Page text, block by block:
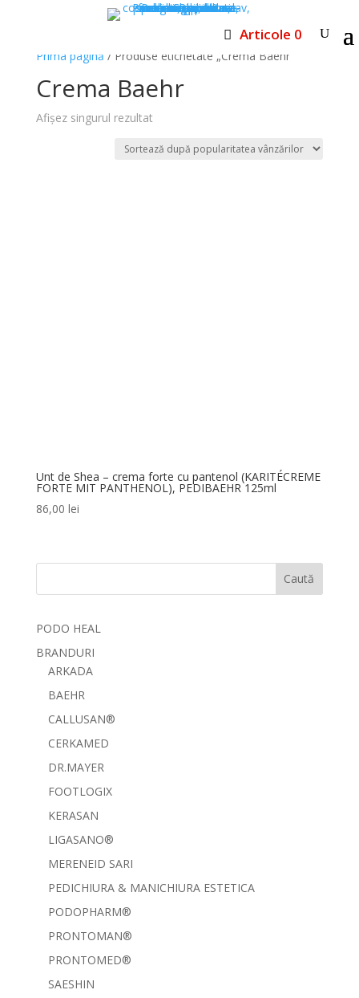
Articole 0
Prima pagină / Produse etichetate „Crema Baehr”
Crema Baehr
Afișez singurul rezultat
Unt de Shea – crema forte cu pantenol (KARITÉCREME
FORTE MIT PANTHENOL), PEDIBAEHR 125ml
86,00 lei
Caută
PODO HEAL
BRANDURI
ARKADA
BAEHR
CALLUSAN®
CERKAMED
DR.MAYER
FOOTLOGIX
KERASAN
LIGASANO®
MERENEID SARI
PEDICHIURA & MANICHIURA ESTETICA
PODOPHARM®
PRONTOMAN®
PRONTOMED®
SAESHIN